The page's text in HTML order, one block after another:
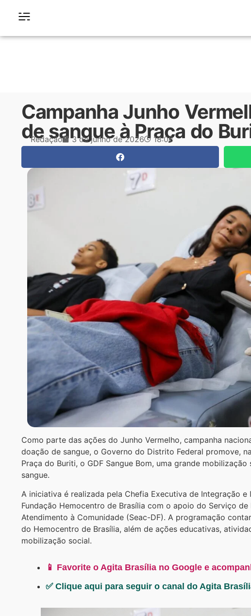
Campanha Junho
de sangue à Praça do
Redação 3 de junho de 2026 18:08
Como parte das ações do Junho Vermelho, campanha
doação de sangue, o Governo do Distrito Federal promove,
Praça do Buriti, o GDF Sangue Bom, uma grande
sangue.
A iniciativa é realizada pela Chefia Executiva de Integração
Fundação Hemocentro de Brasília com o apoio do Serviço
Atendimento à Comunidade (Seac-DF). A programação
do Hemocentro de Brasília, além de ações educativas,
mobilização social.
📱 Favorite o Agita Brasília no Google e
✅ Clique aqui para seguir o canal do Agita